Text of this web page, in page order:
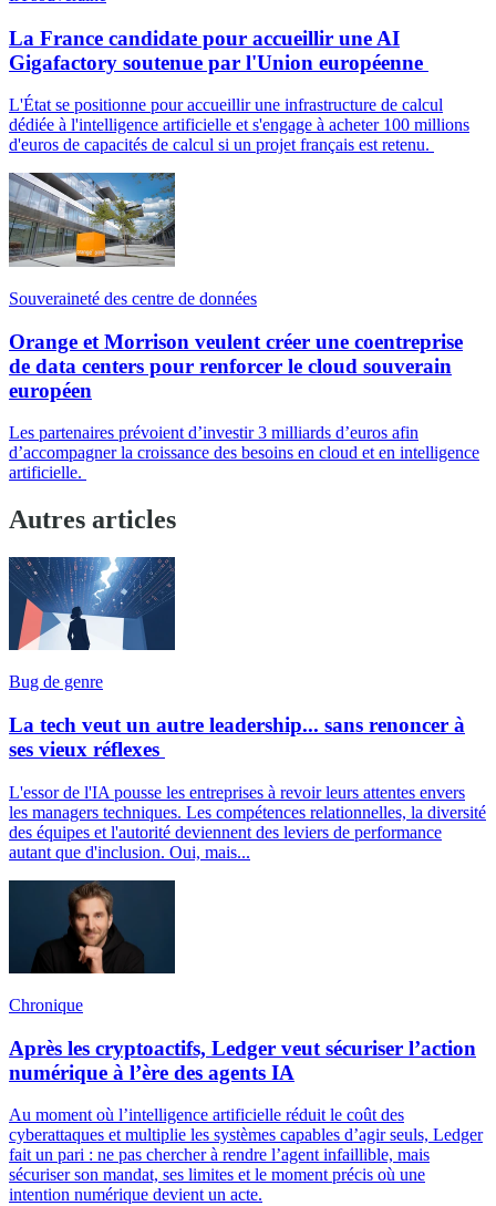
La France candidate pour accueillir une AI
Gigafactory soutenue par l'Union européenne
L'État se positionne pour accueillir une infrastructure de calcul
dédiée à l'intelligence artificielle et s'engage à acheter 100 millions
d'euros de capacités de calcul si un projet français est retenu.
Souveraineté des centre de données
Orange et Morrison veulent créer une coentreprise
de data centers pour renforcer le cloud souverain
européen
Les partenaires prévoient d’investir 3 milliards d’euros afin
d’accompagner la croissance des besoins en cloud et en intelligence
artificielle.
Autres articles
Bug de genre
La tech veut un autre leadership... sans renoncer à
ses vieux réflexes
L'essor de l'IA pousse les entreprises à revoir leurs attentes envers
les managers techniques. Les compétences relationnelles, la diversité
des équipes et l'autorité deviennent des leviers de performance
autant que d'inclusion. Oui, mais...
Chronique
Après les cryptoactifs, Ledger veut sécuriser l’action
numérique à l’ère des agents IA
Au moment où l’intelligence artificielle réduit le coût des
cyberattaques et multiplie les systèmes capables d’agir seuls, Ledger
fait un pari : ne pas chercher à rendre l’agent infaillible, mais
sécuriser son mandat, ses limites et le moment précis où une
intention numérique devient un acte.